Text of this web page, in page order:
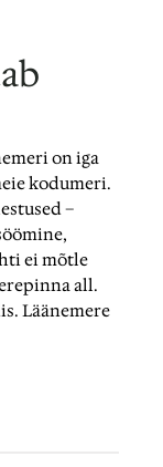
on iga
kodumeri.
–
ei mõtle
all.
Läänemere